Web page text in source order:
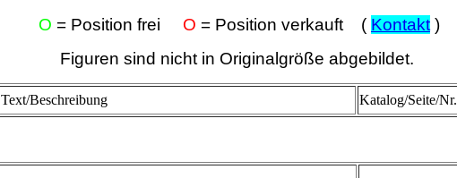
O = Position frei O = Position verkauft ( Kontakt )
Figuren sind nicht in Originalgröße abgebildet.
Text/Beschreibung Katalog/Seite/Nr.